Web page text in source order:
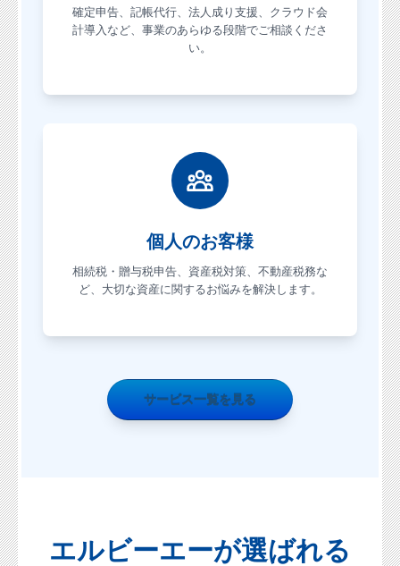
確定申告、記帳代行、法人成り支援、クラウド会
計導入など、事業のあらゆる段階でご相談くださ
い。
個人のお客様
相続税・贈与税申告、資産税対策、不動産税務な
ど、大切な資産に関するお悩みを解決します。
サービス一覧を見る
エルビーエーが選ばれる